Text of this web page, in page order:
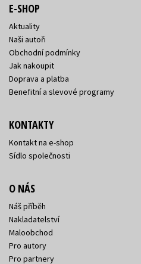
E-SHOP
Aktuality
Naši autoři
Obchodní podmínky
Jak nakoupit
Doprava a platba
Benefitní a slevové programy
KONTAKTY
Kontakt na e-shop
Sídlo společnosti
O NÁS
Náš příběh
Nakladatelství
Maloobchod
Pro autory
Pro partnery